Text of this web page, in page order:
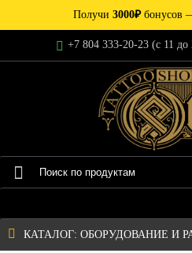
Получи 3000₽бонусов
+7 804 333-20-23 (c 11 до
КАТАЛОГ: ОБОРУДОВАНИЕ И